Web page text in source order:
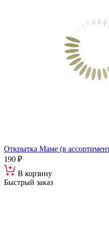
Открытка Маме (в
190 ₽
В корзину
Быстрый заказ